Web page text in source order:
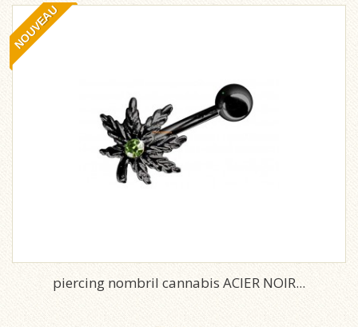
NOUVEAU
piercing nombril cannabis ACIER NOIR...